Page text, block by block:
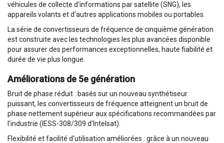
véhicules de collecte d'informations par satellite (SNG), les
appareils volants et d'autres applications mobiles ou portables.
La série de convertisseurs de fréquence de cinquième génération
est construite avec les technologies les plus avancées disponible
pour assurer des performances exceptionnelles, haute fiabilité et
durée de vie plus longue.
Améliorations de 5e génération
Bruit de phase réduit : basés sur un nouveau synthétiseur
puissant, les convertisseurs de fréquence atteignent un bruit de
phase nettement supérieur aux spécifications recommandées par
l'industrie (IESS-308/309 d'Intelsat).
Flexibilité et facilité d'utilisation améliorées : grâce à un nouveau